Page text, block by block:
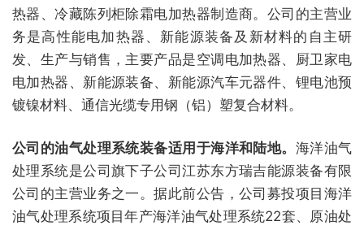
热器、冷藏陈列柜除霜电加热器制造商。公司的主营业
务是高性能电加热器、新能源装备及新材料的自主研
发、生产与销售，主要产品是空调电加热器、厨卫家电
电加热器、新能源装备、新能源汽车元器件、锂电池预
镀镍材料、通信光缆专用钢（铝）塑复合材料。
公司的油气处理系统装备适用于海洋和陆地。 海洋油气
处理系统是公司旗下子公司江苏东方瑞吉能源装备有限
公司的主营业务之一。据此前公告，公司募投项目海洋
油气处理系统项目年产海洋油气处理系统22套、原油处